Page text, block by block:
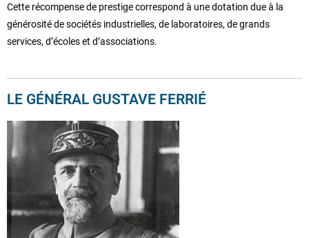
Cette récompense de prestige correspond à une dotation due à la
générosité de sociétés industrielles, de laboratoires, de grands
services, d’écoles et d’associations.
LE GÉNÉRAL GUSTAVE FERRIÉ